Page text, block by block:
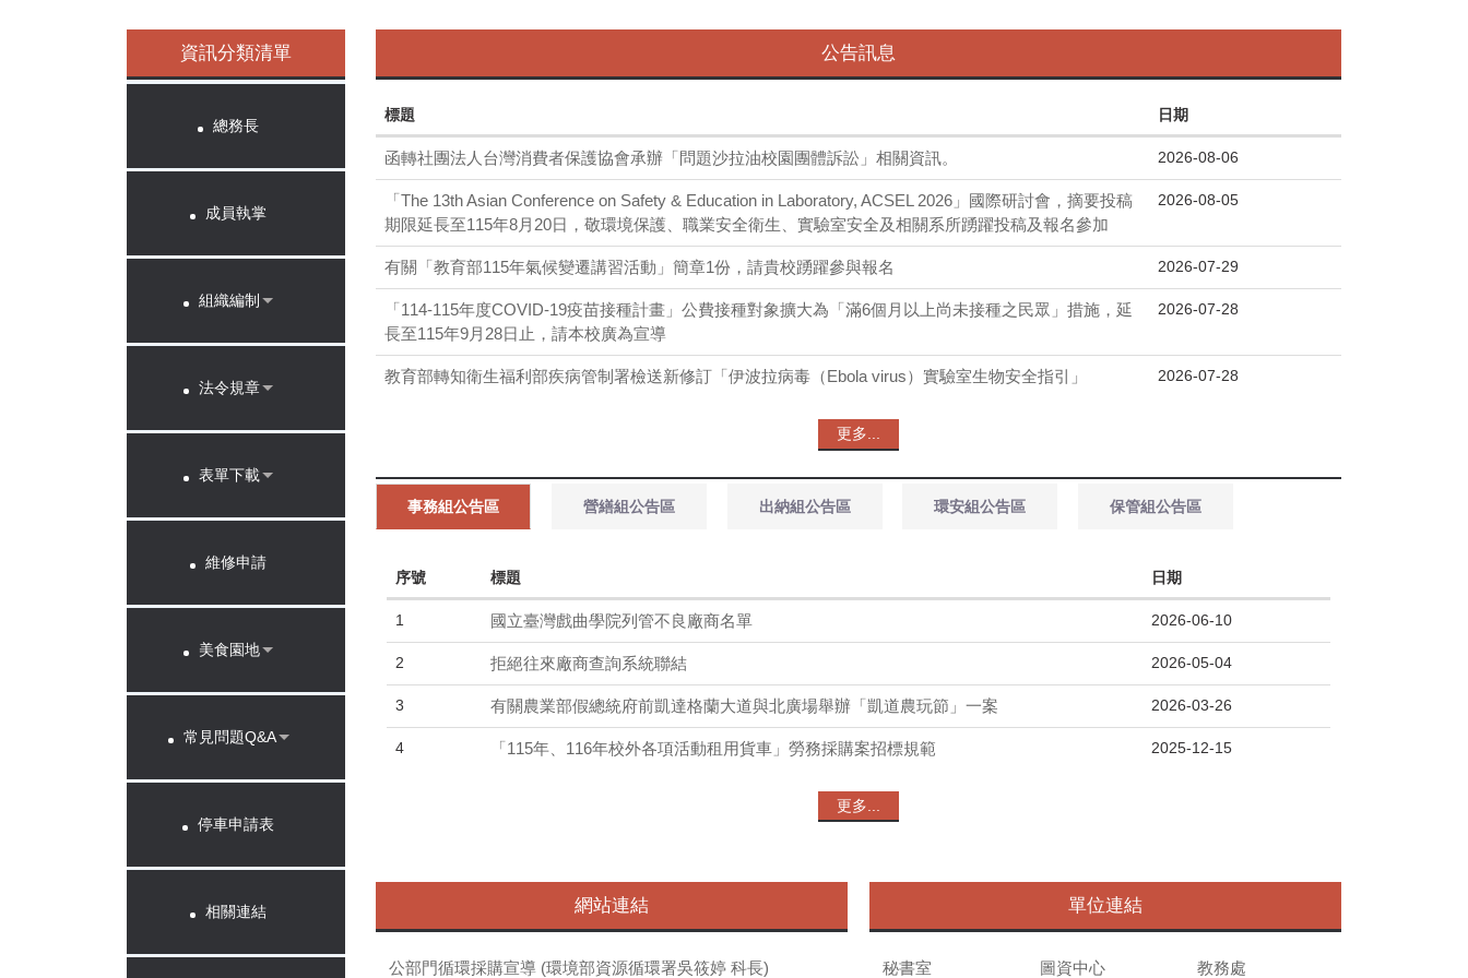
資訊分類清單
總務長
成員執掌
組織編制
法令規章
表單下載
維修申請
美食園地
常見問題Q&A
停車申請表
相關連結
公告訊息
標題 日期
函轉社團法人台灣消費者保護協會承辦「問題沙拉油校園團體訴訟」相關資訊。 2026-08-06
「The 13th Asian Conference on Safety & Education in Laboratory, ACSEL 2026」國際研討會，摘要投稿
期限延長至115年8月20日，敬環境保護、職業安全衛生、實驗室安全及相關系所踴躍投稿及報名參加
2026-08-05
有關「教育部115年氣候變遷講習活動」簡章1份，請貴校踴躍參與報名 2026-07-29
「114-115年度COVID-19疫苗接種計畫」公費接種對象擴大為「滿6個月以上尚未接種之民眾」措施，延
長至115年9月28日止，請本校廣為宣導
2026-07-28
教育部轉知衛生福利部疾病管制署檢送新修訂「伊波拉病毒（Ebola virus）實驗室生物安全指引」 2026-07-28
更多...
事務組公告區 營繕組公告區 出納組公告區 環安組公告區 保管組公告區
序號 標題 日期
1 國立臺灣戲曲學院列管不良廠商名單 2026-06-10
2 拒絕往來廠商查詢系統聯結 2026-05-04
3 有關農業部假總統府前凱達格蘭大道與北廣場舉辦「凱道農玩節」一案 2026-03-26
4 「115年、116年校外各項活動租用貨車」勞務採購案招標規範 2025-12-15
更多...
網站連結
公部門循環採購宣導 (環境部資源循環署吳筱婷 科長)
單位連結
秘書室 圖資中心 教務處